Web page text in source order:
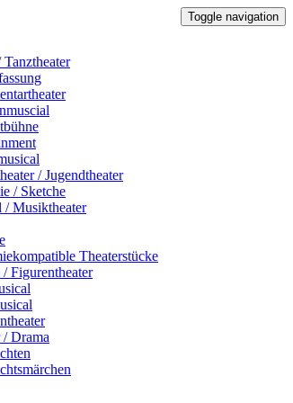
Toggle navigation
/ Jugendtheater
/ Sketche
/ Musiktheater
Theaterstücke
/ Figurentheater
/ Drama